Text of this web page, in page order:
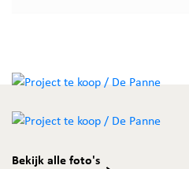
Bekijk alle foto's